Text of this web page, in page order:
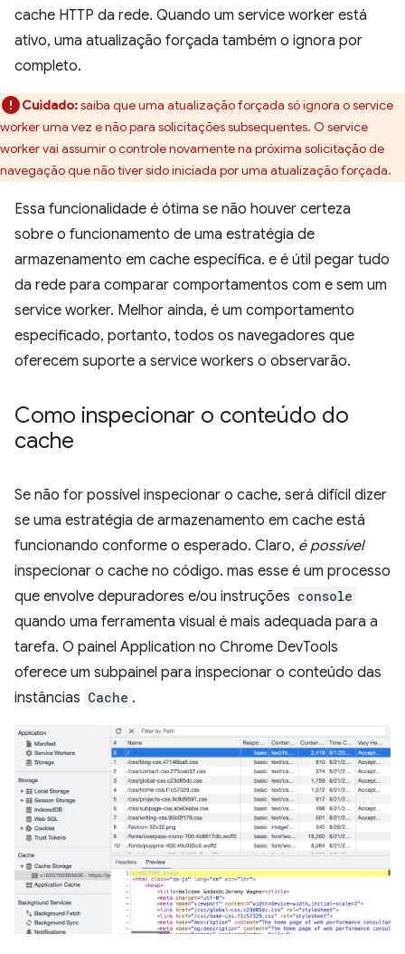
cache HTTP da rede. Quando um service worker está
ativo, uma atualização forçada também o ignora por
completo.
Cuidado:saiba que uma atualização forçada só ignora o service
worker uma vez e não para solicitações subsequentes. O service
worker vai assumir o controle novamente na próxima solicitação de
navegação que não tiver sido iniciada por uma atualização forçada.
Essa funcionalidade é ótima se não houver certeza
sobre o funcionamento de uma estratégia de
armazenamento em cache específica. e é útil pegar tudo
da rede para comparar comportamentos com e sem um
service worker. Melhor ainda, é um comportamento
especificado, portanto, todos os navegadores que
oferecem suporte a service workers o observarão.
Como inspecionar o conteúdo do
cache
Se não for possível inspecionar o cache, será difícil dizer
se uma estratégia de armazenamento em cache está
funcionando conforme o esperado. Claro, é possível
inspecionar o cache no código. mas esse é um processo
que envolve depuradores e/ou instruções console
quando uma ferramenta visual é mais adequada para a
tarefa. O painel Application no Chrome DevTools
oferece um subpainel para inspecionar o conteúdo das
instâncias Cache .